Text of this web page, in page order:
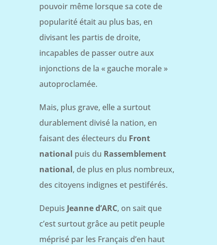
pouvoir même lorsque sa cote de
popularité était au plus bas, en
divisant les partis de droite,
incapables de passer outre aux
injonctions de la « gauche morale »
autoproclamée.
Mais, plus grave, elle a surtout
durablement divisé la nation, en
faisant des électeurs du Front
national puis du Rassemblement
national, de plus en plus nombreux,
des citoyens indignes et pestiférés.
Depuis Jeanne d’ARC, on sait que
c’est surtout grâce au petit peuple
méprisé par les Français d’en haut